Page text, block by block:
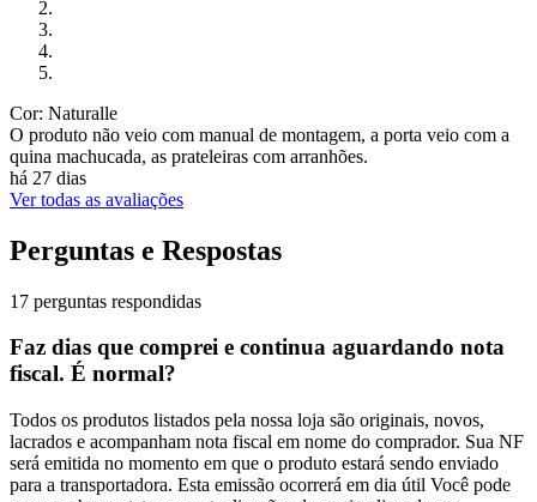
Cor: Naturalle
O produto não veio com manual de montagem, a porta veio com a
quina machucada, as prateleiras com arranhões.
há 27 dias
Ver todas as avaliações
Perguntas e Respostas
17 perguntas respondidas
Faz dias que comprei e continua aguardando nota
fiscal. É normal?
Todos os produtos listados pela nossa loja são originais, novos,
lacrados e acompanham nota fiscal em nome do comprador. Sua NF
será emitida no momento em que o produto estará sendo enviado
para a transportadora. Esta emissão ocorrerá em dia útil Você pode